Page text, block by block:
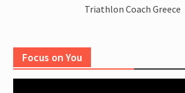
Triathlon Coach Greece
Focus on You